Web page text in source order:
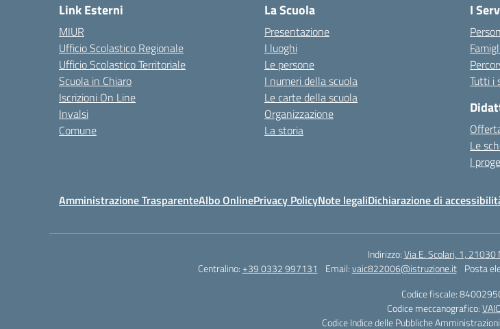
Link Esterni
MIUR
Ufficio Scolastico Regionale
Ufficio Scolastico Territoriale
Scuola in Chiaro
Iscrizioni On Line
Invalsi
Comune
La Scuola
Presentazione
I luoghi
Le persone
I numeri della scuola
Le carte della scuola
Organizzazione
La storia
I
Tutti i
Le
I
Amministrazione TrasparenteAlbo OnlinePrivacy PolicyNote legaliDichiarazione di
Indirizzo:Via E. Scolari, 1, 21030
Centralino:+39 0332 997131 Email:vaic822006@istruzione.it Posta
Codice fiscale:
Codice meccanografico:
Codice Indice delle Pubbliche